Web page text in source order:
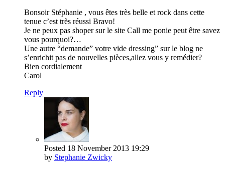
Bonsoir Stéphanie , vous êtes très belle et rock dans cette
tenue c’est très réussi Bravo!
Je ne peux pas shoper sur le site Call me ponie peut être savez
vous pourquoi?…
Une autre “demande” votre vide dressing” sur le blog ne
s’enrichit pas de nouvelles pièces,allez vous y remédier?
Bien cordialement
Carol
Reply
Posted 18 November 2013 19:29
by Stephanie Zwicky